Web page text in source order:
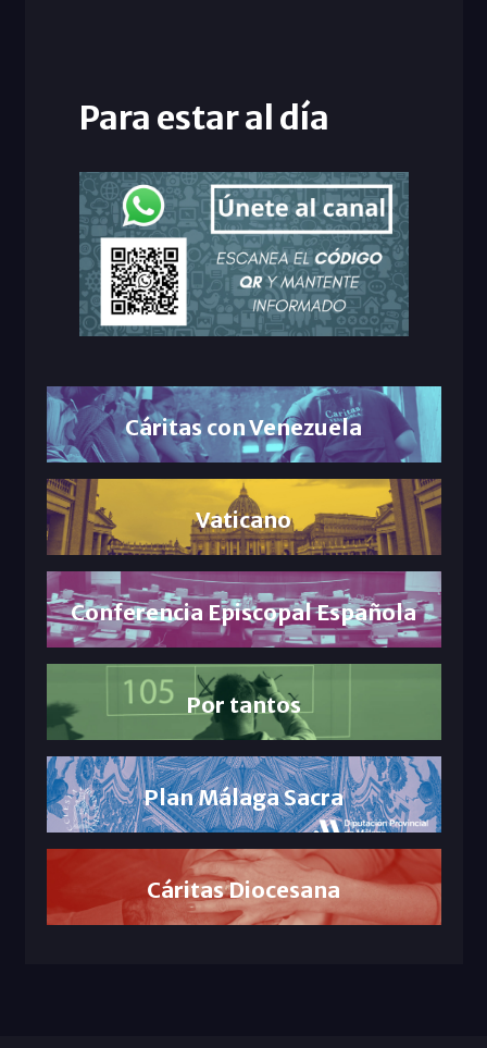
Para estar al día
Cáritas con Venezuela
Vaticano
Conferencia Episcopal Española
Por tantos
Plan Málaga Sacra
Cáritas Diocesana